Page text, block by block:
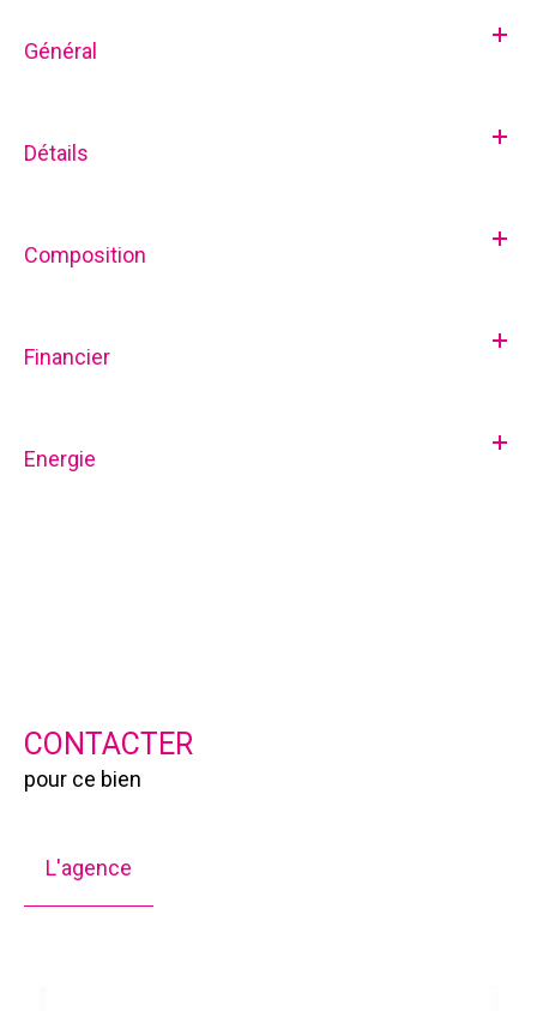
Général
Détails
Composition
Financier
Energie
CONTACTER
pour ce bien
L'agence